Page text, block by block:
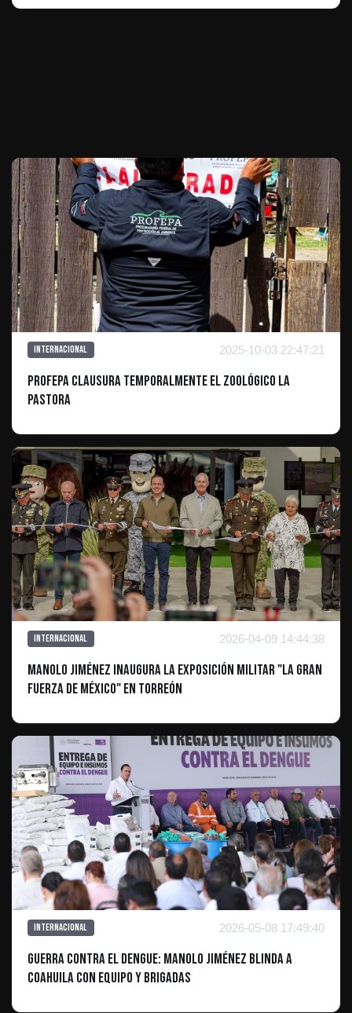
Internacional 2025-10-03 22:47:21
Profepa Clausura Temporalmente el Zoológico La
Pastora
Internacional 2026-04-09 14:44:38
Manolo Jiménez inaugura la exposición militar "La Gran
Fuerza de México" en Torreón
Internacional 2026-05-08 17:49:40
Guerra contra el Dengue: Manolo Jiménez blinda a
Coahuila con equipo y brigadas